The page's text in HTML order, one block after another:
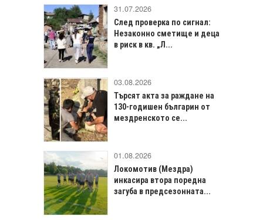
31.07.2026
След проверка по сигнал:
Незаконно сметище и деца
в риск в кв. „Л...
03.08.2026
Търсят акта за раждане на
130-годишен българин от
мездренското се...
01.08.2026
Локомотив (Мездра)
инкасира втора поредна
загуба в предсезонната...